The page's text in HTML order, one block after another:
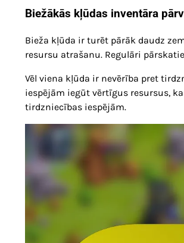
Biežākās kļūdas inventāra
Bieža kļūda ir turēt pārāk daudz
resursu atrašanu. Regulāri
Vēl viena kļūda ir nevērība pret
iespējām iegūt vērtīgus resursus,
tirdzniecības iespējām.